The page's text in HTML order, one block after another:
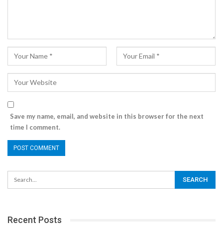
Save my name, email, and website in this browser for the next
time I comment.
Recent Posts